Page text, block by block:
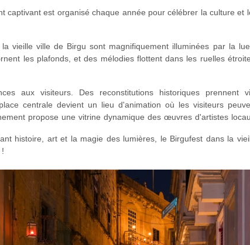
captivant est organisé chaque année pour célébrer la culture et
vieille ville de Birgu sont magnifiquement illuminées par la
les plafonds, et des mélodies flottent dans les ruelles
aux visiteurs. Des reconstitutions historiques prennent
centrale devient un lieu d'animation où les visiteurs
propose une vitrine dynamique des œuvres d'artistes
histoire, art et la magie des lumières, le Birgufest dans la